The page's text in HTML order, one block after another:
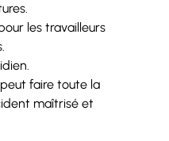
les travailleurs
faire toute la
maîtrisé et